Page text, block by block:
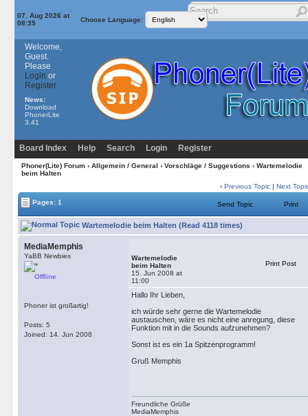
07. Aug 2026 at
08:35
Choose Language:
Welcome,
Guest.
Please
Login or
Register
News:
Download
PhonerLite
3.41
Board Index Help Search Login Register
Phoner(Lite) Forum› Allgemein / General › Vorschläge / Suggestions › Wartemelodie
beim Halten
‹ Previous Topic | Next
Pages: 1 Send Topic Print
Wartemelodie beim Halten (Read 4118 times)
MediaMemphis
YaBB Newbies
Offline
Phoner ist großartig!
Posts: 5
Joined: 14. Jun 2008
Wartemelodie
beim Halten
15. Jun 2008 at
11:00
Print Post
Hallo Ihr Lieben,
ich würde sehr gerne die Wartemelodie
austauschen, wäre es nicht eine anregung, diese
Funktion mit in die Sounds aufzunehmen?
Sonst ist es ein 1a Spitzenprogramm!
Gruß Memphis
Freundliche Grüße
MediaMemphis